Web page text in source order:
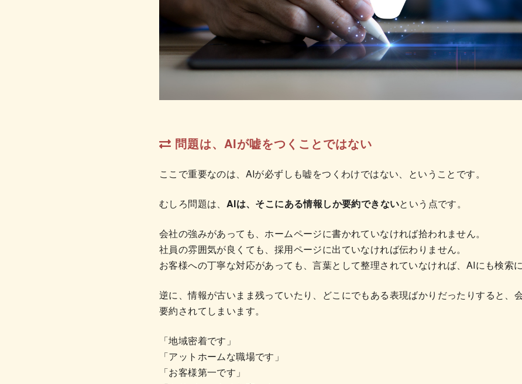
問題は、AIが嘘をつくことではない
ここで重要なのは、AIが必ずしも嘘をつくわけではない、ということです。
むしろ問題は、 AIは、そこにある情報しか要約できないという点です。
会社の強みがあっても、ホームページに書かれていなければ拾われません。
社員の雰囲気が良くても、採用ページに出ていなければ伝わりません。
お客様への丁寧な対応があっても、言葉として整理されていなければ、AIにも検索
逆に、情報が古いまま残っていたり、どこにでもある表現ばかりだったりすると、
要約されてしまいます。
「地域密着です」
「アットホームな職場です」
「お客様第一です」